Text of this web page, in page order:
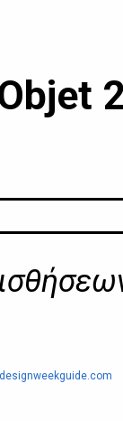
designweekguide.com